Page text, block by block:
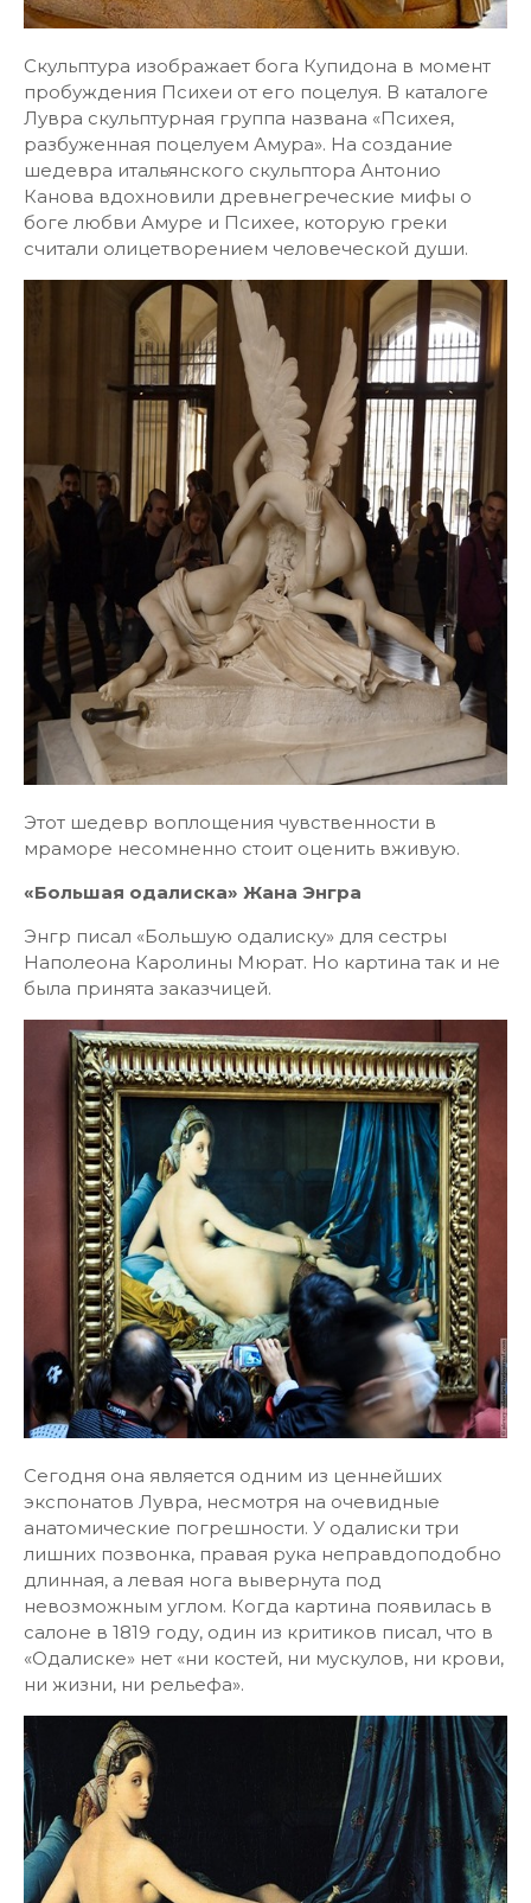
Скульптура изображает бога Купидона в момент
пробуждения Психеи от его поцелуя. В каталоге
Лувра скульптурная группа названа «Психея,
разбуженная поцелуем Амура». На создание
шедевра итальянского скульптора Антонио
Канова вдохновили древнегреческие мифы о
боге любви Амуре и Психее, которую греки
считали олицетворением человеческой души.
Этот шедевр воплощения чувственности в
мраморе несомненно стоит оценить вживую.
«Большая одалиска» Жана Энгра
Энгр писал «Большую одалиску» для сестры
Наполеона Каролины Мюрат. Но картина так и не
была принята заказчицей.
Сегодня она является одним из ценнейших
экспонатов Лувра, несмотря на очевидные
анатомические погрешности. У одалиски три
лишних позвонка, правая рука неправдоподобно
длинная, а левая нога вывернута под
невозможным углом. Когда картина появилась в
салоне в 1819 году, один из критиков писал, что в
«Одалиске» нет «ни костей, ни мускулов, ни крови,
ни жизни, ни рельефа».